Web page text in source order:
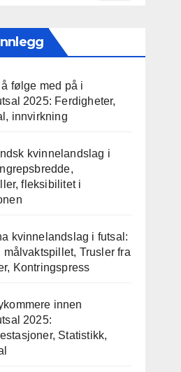
følge med på i
2025: Ferdigheter,
innvirkning
kvinnelandslag i
fleksibilitet i
kvinnelandslag i futsal:
målvaktspillet, Trusler fra
Kontringspress
innen
2025:
Statistikk,